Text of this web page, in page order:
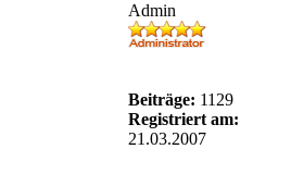
Admin
Beiträge: 1129
Registriert am:
21.03.2007